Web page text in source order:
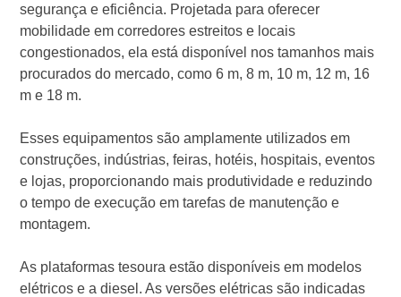
segurança e eficiência. Projetada para oferecer
mobilidade em corredores estreitos e locais
congestionados, ela está disponível nos tamanhos mais
procurados do mercado, como 6 m, 8 m, 10 m, 12 m, 16
m e 18 m.
Esses equipamentos são amplamente utilizados em
construções, indústrias, feiras, hotéis, hospitais, eventos
e lojas, proporcionando mais produtividade e reduzindo
o tempo de execução em tarefas de manutenção e
montagem.
As plataformas tesoura estão disponíveis em modelos
elétricos e a diesel. As versões elétricas são indicadas